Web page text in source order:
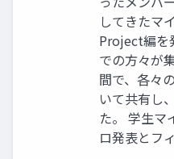
してきたマ
Project編を
での方々が
間で、各々
いて共有し
た。 学生マ
ロ発表とフ